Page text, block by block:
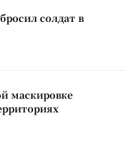
солдат в
маскировке